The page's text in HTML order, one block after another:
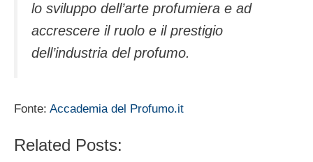
lo sviluppo dell’arte profumiera e ad
accrescere il ruolo e il prestigio
dell’industria del profumo.
Fonte: Accademia del Profumo.it
Related Posts: